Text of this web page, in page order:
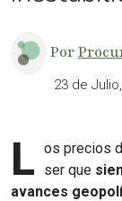
Por
23 de
L os precios
ser que
avances